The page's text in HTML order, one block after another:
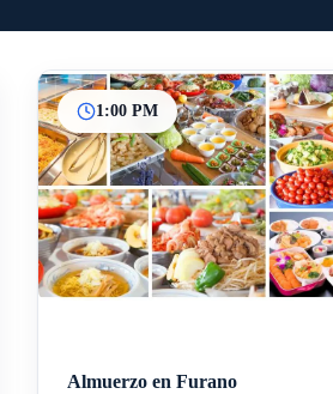
InicioParadas intermedias
Final
1:00 PM
Almuerzo en Furano